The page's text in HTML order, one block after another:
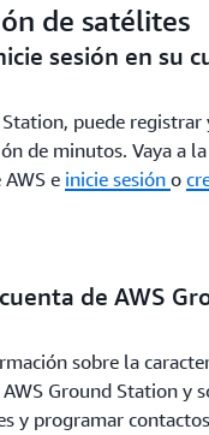
de satélites
sesión en su
Station, puede
de minutos. Vaya a
e inicie sesión o
de AWS
sobre la
Ground Station y
y programar